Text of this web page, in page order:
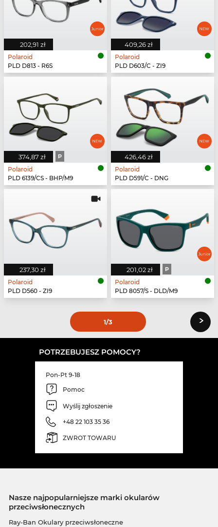
202,91 zł
Polaroid
PLD D813 - R6S
409,26 zł
Polaroid
PLD D603/C - ZI9
374,87 zł P
Polaroid
PLD 6139/CS - BHP/M9
426,46 zł
Polaroid
PLD D591/C - DNG
237,30 zł
Polaroid
PLD D560 - ZI9
201,02 zł P
Polaroid
PLD 8057/S - DLD/M9
1/3 ›
POTRZEBUJESZ POMOCY?
Pon-Pt 9-18
Pomoc
Wyślij zgłoszenie
+48 22 103 35 36
ZWROT TOWARU
Nasze najpopularniejsze marki okularów
przeciwsłonecznych
Ray-Ban Okulary przeciwsłoneczne